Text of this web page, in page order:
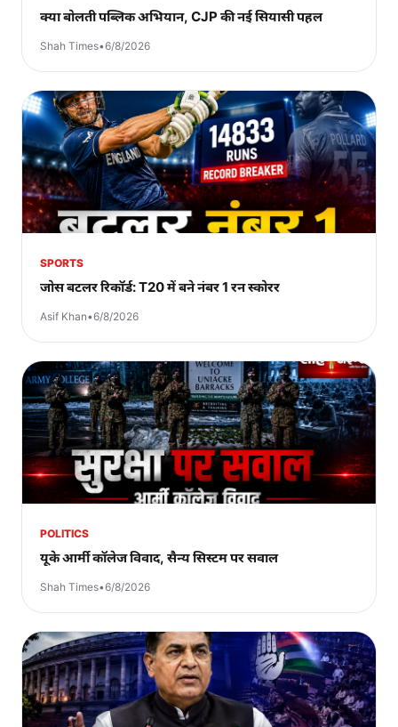
क्या बोलती पब्लिक अभियान, CJP की नई सियासी पहल
Shah Times•6/8/2026
SPORTS
जोस बटलर रिकॉर्ड: T20 में बने नंबर 1 रन स्कोरर
Asif Khan•6/8/2026
POLITICS
यूके आर्मी कॉलेज विवाद, सैन्य सिस्टम पर सवाल
Shah Times•6/8/2026